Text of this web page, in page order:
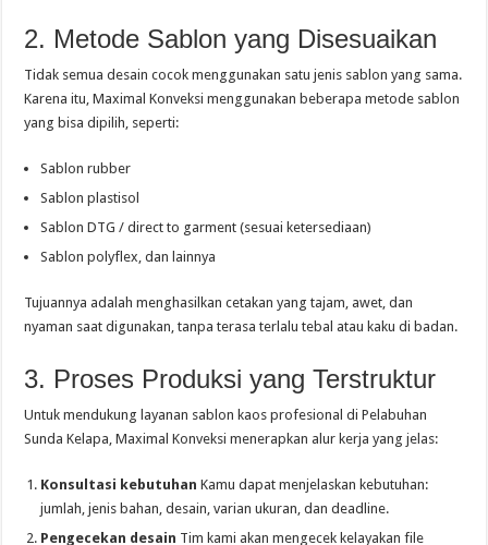
2. Metode Sablon yang Disesuaikan
Tidak semua desain cocok menggunakan satu jenis sablon yang sama.
Karena itu, Maximal Konveksi menggunakan beberapa metode sablon
yang bisa dipilih, seperti:
Sablon rubber
Sablon plastisol
Sablon DTG / direct to garment (sesuai ketersediaan)
Sablon polyflex, dan lainnya
Tujuannya adalah menghasilkan cetakan yang tajam, awet, dan
nyaman saat digunakan, tanpa terasa terlalu tebal atau kaku di badan.
3. Proses Produksi yang Terstruktur
Untuk mendukung layanan sablon kaos profesional di Pelabuhan
Sunda Kelapa, Maximal Konveksi menerapkan alur kerja yang jelas:
Konsultasi kebutuhan Kamu dapat menjelaskan kebutuhan:
jumlah, jenis bahan, desain, varian ukuran, dan deadline.
Pengecekan desain Tim kami akan mengecek kelayakan file